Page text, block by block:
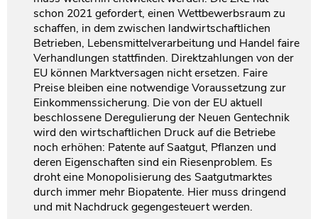
schon 2021 gefordert, einen Wettbewerbsraum zu
schaffen, in dem zwischen landwirtschaftlichen
Betrieben, Lebensmittelverarbeitung und Handel faire
Verhandlungen stattfinden. Direktzahlungen von der
EU können Marktversagen nicht ersetzen. Faire
Preise bleiben eine notwendige Voraussetzung zur
Einkommenssicherung. Die von der EU aktuell
beschlossene Deregulierung der Neuen Gentechnik
wird den wirtschaftlichen Druck auf die Betriebe
noch erhöhen: Patente auf Saatgut, Pflanzen und
deren Eigenschaften sind ein Riesenproblem. Es
droht eine Monopolisierung des Saatgutmarktes
durch immer mehr Biopatente. Hier muss dringend
und mit Nachdruck gegengesteuert werden.